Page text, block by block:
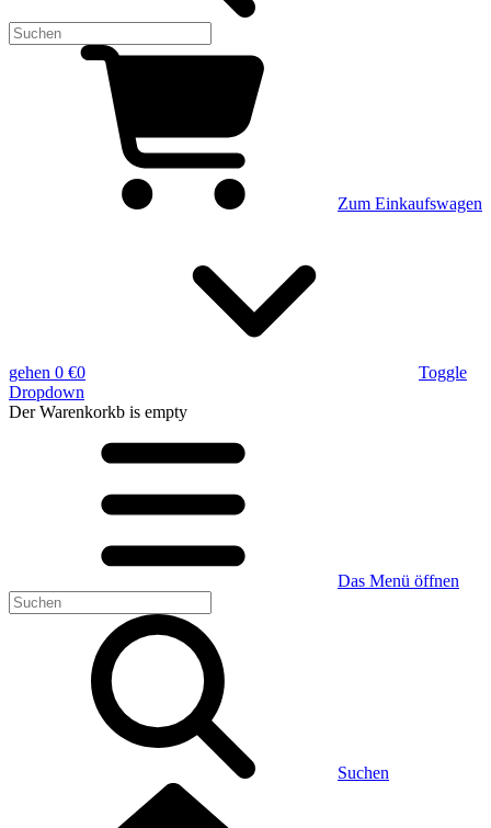
Zum Einkaufswagen
gehen 0 €0
Toggle
Dropdown
Der Warenkorkb is empty
Das Menü öffnen
Suchen